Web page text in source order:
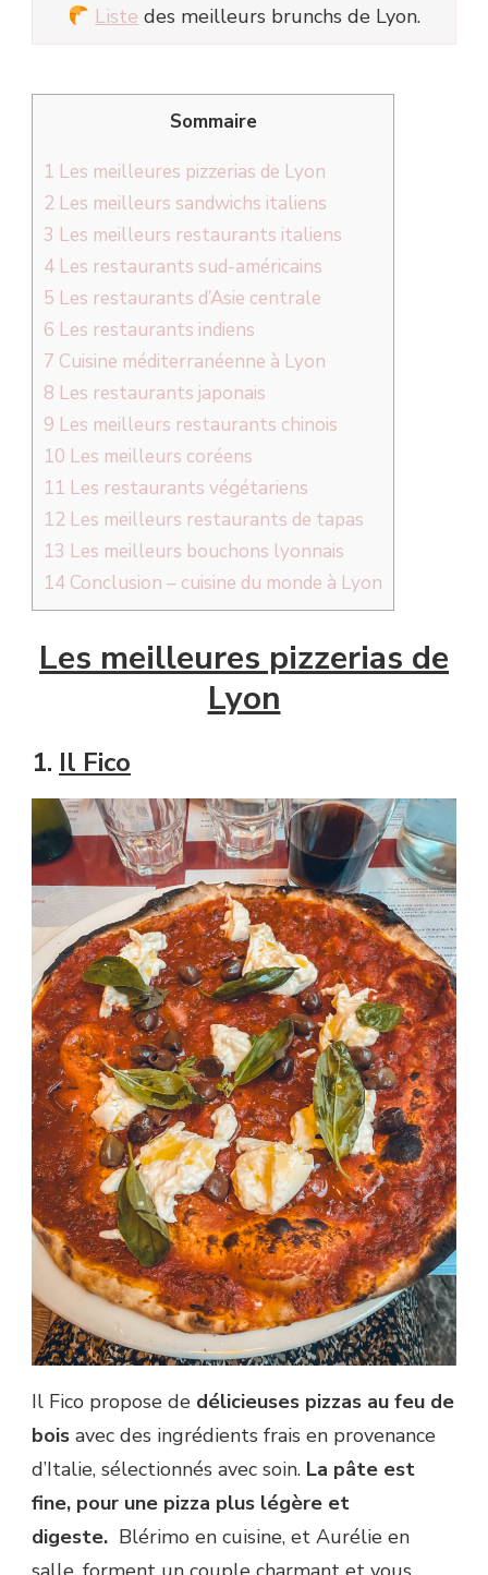
Liste des meilleurs brunchs de Lyon.
Sommaire
1 Les meilleures pizzerias de Lyon
2 Les meilleurs sandwichs italiens
3 Les meilleurs restaurants italiens
4 Les restaurants sud-américains
5 Les restaurants d’Asie centrale
6 Les restaurants indiens
7 Cuisine méditerranéenne à Lyon
8 Les restaurants japonais
9 Les meilleurs restaurants chinois
10 Les meilleurs coréens
11 Les restaurants végétariens
12 Les meilleurs restaurants de tapas
13 Les meilleurs bouchons lyonnais
14 Conclusion – cuisine du monde à Lyon
Les meilleures pizzerias de
Lyon
1. Il Fico
Il Fico propose de délicieuses pizzas au feu de
bois avec des ingrédients frais en provenance
d’Italie, sélectionnés avec soin. La pâte est
fine, pour une pizza plus légère et
digeste. Blérimo en cuisine, et Aurélie en